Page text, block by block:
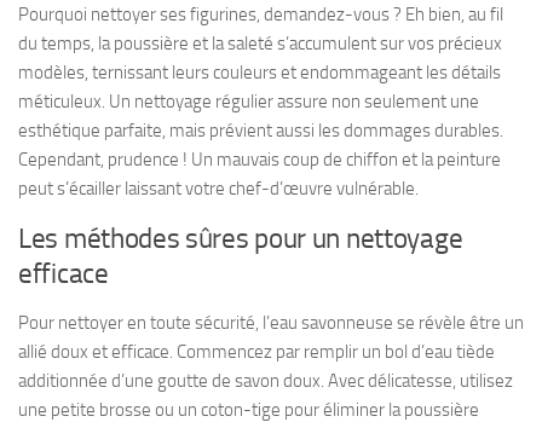
Pourquoi nettoyer ses figurines, demandez-vous ? Eh bien, au fil
du temps, la poussière et la saleté s’accumulent sur vos précieux
modèles, ternissant leurs couleurs et endommageant les détails
méticuleux. Un nettoyage régulier assure non seulement une
esthétique parfaite, mais prévient aussi les dommages durables.
Cependant, prudence ! Un mauvais coup de chiffon et la peinture
peut s’écailler laissant votre chef-d’œuvre vulnérable.
Les méthodes sûres pour un nettoyage
efficace
Pour nettoyer en toute sécurité, l’eau savonneuse se révèle être un
allié doux et efficace. Commencez par remplir un bol d’eau tiède
additionnée d’une goutte de savon doux. Avec délicatesse, utilisez
une petite brosse ou un coton-tige pour éliminer la poussière